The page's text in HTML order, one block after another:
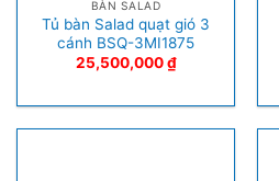
BÀN SALAD
Tủ bàn Salad quạt gió 3
cánh BSQ-3MI1875
25,500,000₫